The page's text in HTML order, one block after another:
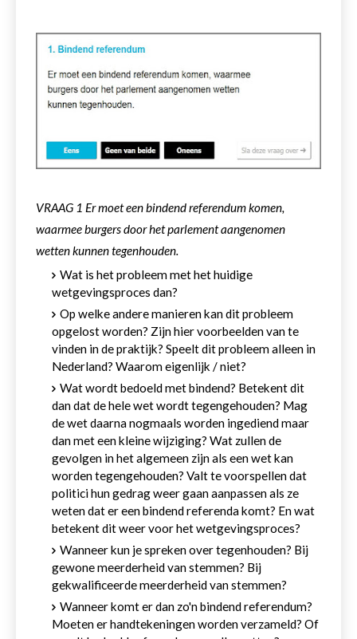
VRAAG 1 Er moet een bindend referendum komen,
waarmee burgers door het parlement aangenomen
wetten kunnen tegenhouden.
Wat is het probleem met het huidige
wetgevingsproces dan?
Op welke andere manieren kan dit probleem
opgelost worden? Zijn hier voorbeelden van te
vinden in de praktijk? Speelt dit probleem alleen in
Nederland? Waarom eigenlijk / niet?
Wat wordt bedoeld met bindend? Betekent dit
dan dat de hele wet wordt tegengehouden? Mag
de wet daarna nogmaals worden ingediend maar
dan met een kleine wijziging? Wat zullen de
gevolgen in het algemeen zijn als een wet kan
worden tegengehouden? Valt te voorspellen dat
politici hun gedrag weer gaan aanpassen als ze
weten dat er een bindend referenda komt? En wat
betekent dit weer voor het wetgevingsproces?
Wanneer kun je spreken over tegenhouden? Bij
gewone meerderheid van stemmen? Bij
gekwalificeerde meerderheid van stemmen?
Wanneer komt er dan zo'n bindend referendum?
Moeten er handtekeningen worden verzameld? Of